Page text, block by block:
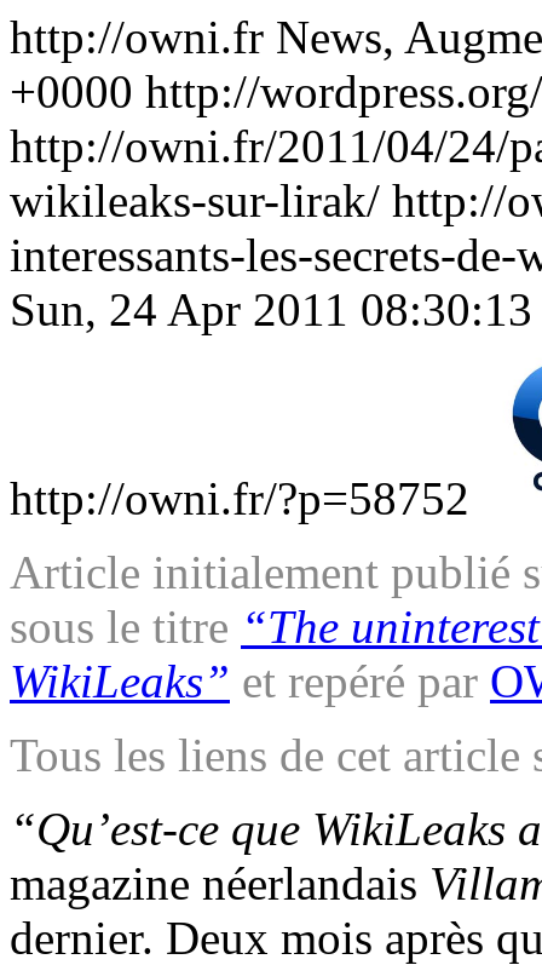
http://owni.fr News,
+0000 http://
http://owni.fr/2011/04/24/
wikileaks-sur-lirak/ http://
interessants-les-secrets-
Sun, 24 Apr 2011
http://owni.fr/?p=58752
Article initialement publié
sous le titre “The
WikiLeaks” et repéré par
Tous les liens de cet article
“Qu’est-ce que
magazine néerlandais
dernier. Deux mois après